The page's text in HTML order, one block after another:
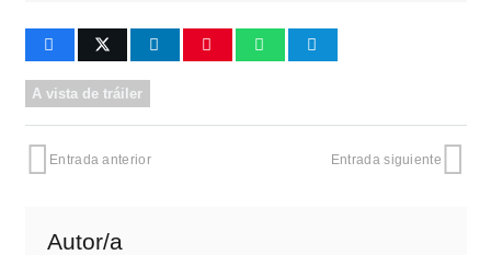
A vista de tráiler
Entrada anterior Entrada siguiente
Autor/a